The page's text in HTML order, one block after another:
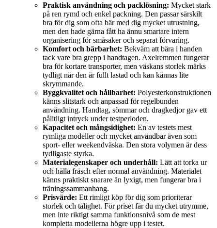
Praktisk användning och packlösning: Mycket stark
på ren rymd och enkel packning. Den passar särskilt
bra för dig som ofta bär med dig mycket utrustning,
men den hade gärna fått ha ännu smartare intern
organisering för småsaker och separat förvaring.
Komfort och bärbarhet: Bekväm att bära i handen
tack vare bra grepp i handtagen. Axelremmen fungerar
bra för kortare transporter, men väskans storlek märks
tydligt när den är fullt lastad och kan kännas lite
skrymmande.
Byggkvalitet och hållbarhet: Polyesterkonstruktionen
känns slitstark och anpassad för regelbunden
användning. Handtag, sömmar och dragkedjor gav ett
pålitligt intryck under testperioden.
Kapacitet och mångsidighet: En av testets mest
rymliga modeller och mycket användbar även som
sport- eller weekendväska. Den stora volymen är dess
tydligaste styrka.
Materialegenskaper och underhåll: Lätt att torka ur
och hålla fräsch efter normal användning. Materialet
känns praktiskt snarare än lyxigt, men fungerar bra i
träningssammanhang.
Prisvärde: Ett rimligt köp för dig som prioriterar
storlek och tålighet. För priset får du mycket utrymme,
men inte riktigt samma funktionsnivå som de mest
kompletta modellerna högre upp i testet.